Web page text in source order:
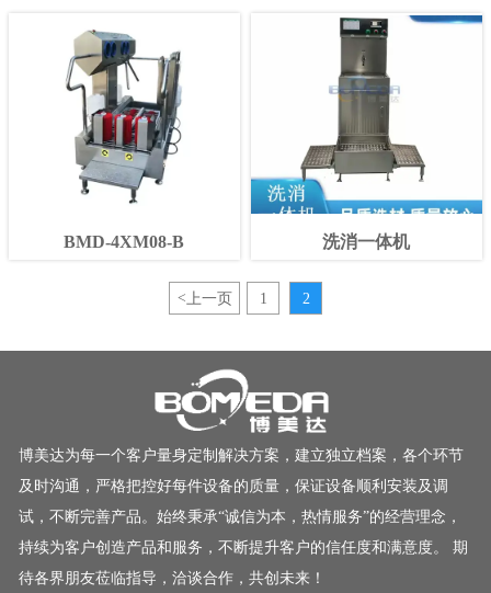
BMD-4XM08-B 洗消一体机
<上一页 1 2
博美达为每一个客户量身定制解决方案，建立独立档案，各个环节
及时沟通，严格把控好每件设备的质量，保证设备顺利安装及调
试，不断完善产品。始终秉承“诚信为本，热情服务”的经营理念，
持续为客户创造产品和服务，不断提升客户的信任度和满意度。 期
待各界朋友莅临指导，洽谈合作，共创未来！